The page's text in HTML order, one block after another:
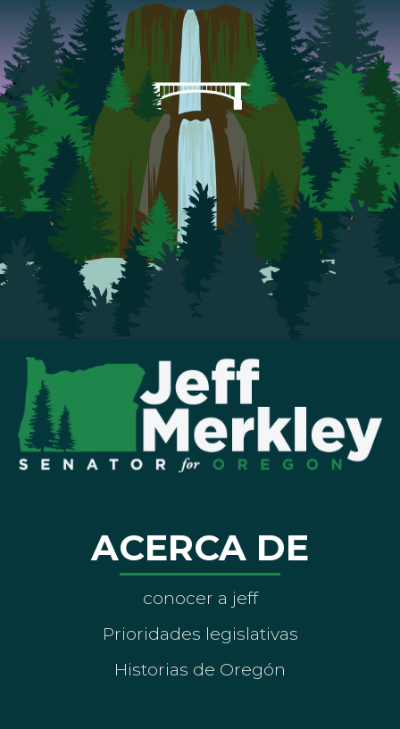
ACERCA DE
conocer a jeff
Prioridades legislativas
Historias de Oregón